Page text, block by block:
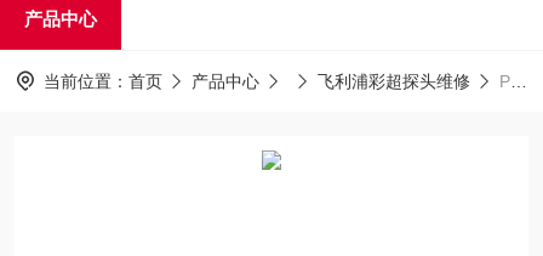
产品中心
当前位置： 首页 产品中心 飞利浦彩超探头维修 PHILIPS探头维修飞利浦高频探头上机图像只显示一部分维修